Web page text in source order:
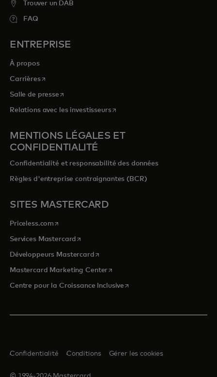
Trouver un DAB
FAQ
ENTREPRISE
À propos
Carrièress’ouvre dans un nouvel onglet
Salle de presses’ouvre dans un nouvel onglet
Relations avec les investisseurss’ouvre dans un nouvel onglet
MENTIONS LÉGALES ET
CONFIDENTIALITÉ
Confidentialité et responsabilité des données
Règles d'entreprise contraignantes (BCR)
SITES MASTERCARD
Priceless.com s’ouvre dans un nouvel onglet
Services Mastercard s’ouvre dans un nouvel onglet
Développeurs Mastercards’ouvre dans un nouvel onglet
Mastercard Marketing Centers’ouvre dans un nouvel onglet
Centre pour la Croissance Inclusive s’ouvre dans un nouvel
Confidentialité Conditions Gérer les cookies